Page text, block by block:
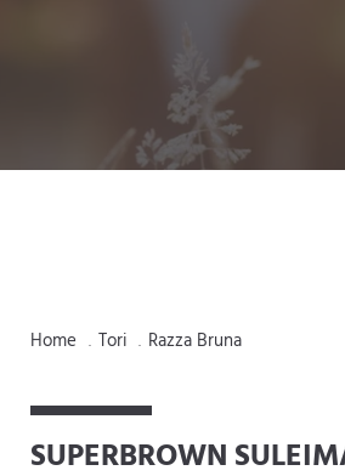
Home . Tori . Razza Bruna
SUPERBROWN